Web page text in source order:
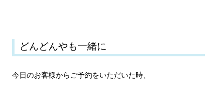
どんどんやも一緒に
今日のお客様からご予約をいただいた時、